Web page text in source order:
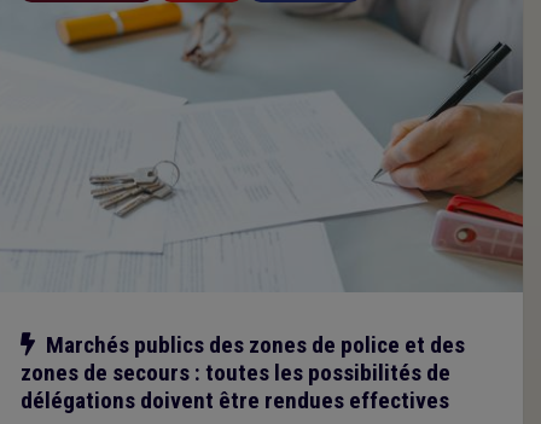
Notre action
Marchés publics des zones de police et des
zones de secours : toutes les possibilités de
délégations doivent être rendues effectives